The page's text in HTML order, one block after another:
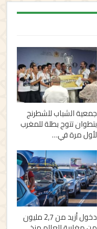
جمعية الشباب للشطرنج
بتطوان تتوج بطلة للمغرب
لأول مرة في…
دخول أزيد من 2,7 مليون